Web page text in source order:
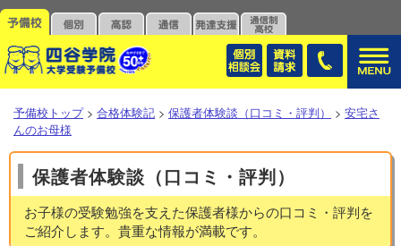
予備校トップ > 合格体験記 > 保護者体験談（口コミ・評判） > 安宅さ
んのお母様
保護者体験談（口コミ・評判）
お子様の受験勉強を支えた保護者様からの口コミ・評判を
ご紹介します。貴重な情報が満載です。